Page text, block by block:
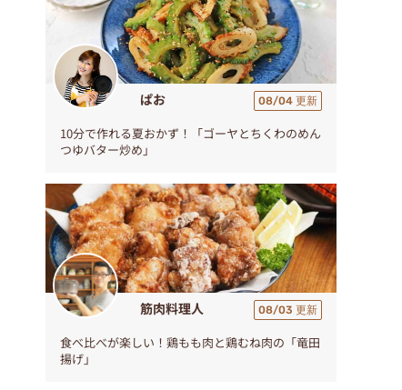
ぱお 08/04 更新
10分で作れる夏おかず！「ゴーヤとちくわのめん
つゆバター炒め」
筋肉料理人 08/03 更新
食べ比べが楽しい！鶏もも肉と鶏むね肉の「竜田
揚げ」